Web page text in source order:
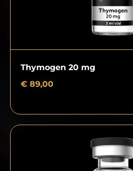
Thymogen 20 mg
€ 89,00